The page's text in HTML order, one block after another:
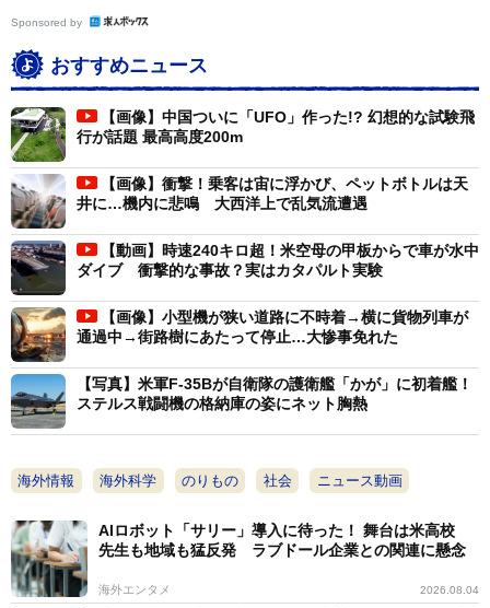
Sponsored by
おすすめニュース
【画像】中国ついに「UFO」作った!? 幻想的な試験飛
行が話題 最高高度200m
【画像】衝撃！乗客は宙に浮かび、ペットボトルは天
井に…機内に悲鳴 大西洋上で乱気流遭遇
【動画】時速240キロ超！米空母の甲板からで車が水中
ダイブ 衝撃的な事故？実はカタパルト実験
【画像】小型機が狭い道路に不時着→横に貨物列車が
通過中→街路樹にあたって停止…大惨事免れた
【写真】米軍F-35Bが自衛隊の護衛艦「かが」に初着艦！
ステルス戦闘機の格納庫の姿にネット胸熱
海外情報 海外科学 のりもの 社会 ニュース動画
AIロボット「サリー」導入に待った！ 舞台は米高校
先生も地域も猛反発 ラブドール企業との関連に懸念
海外エンタメ 2026.08.04